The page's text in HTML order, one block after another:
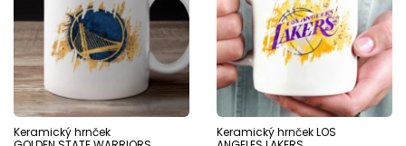
Keramický hrnček
Keramický hrnček LOS